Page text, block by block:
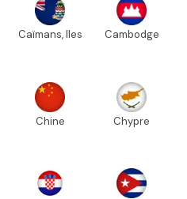
Caïmans, Iles Cambodge
Chine Chypre